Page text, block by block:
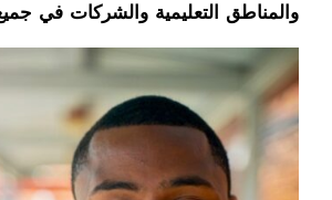
والمناطق التعليمية والشركات في جميع